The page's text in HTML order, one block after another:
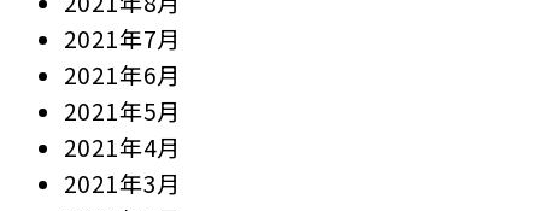
2021年7月
2021年6月
2021年5月
2021年4月
2021年3月